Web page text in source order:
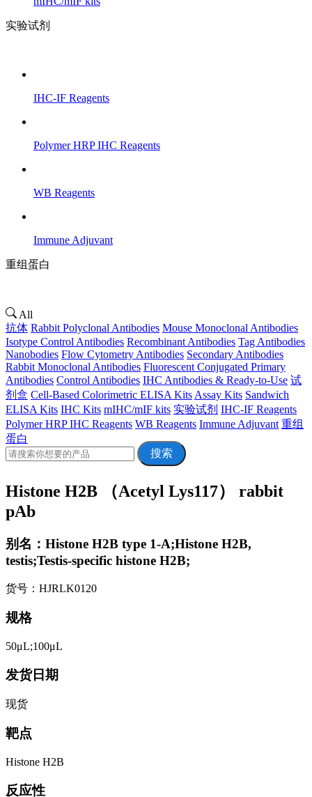
实验试剂
IHC-IF Reagents
Polymer HRP IHC Reagents
WB Reagents
Immune Adjuvant
重组蛋白
All
抗体 Rabbit Polyclonal Antibodies Mouse Monoclonal Antibodies
Isotype Control Antibodies Recombinant Antibodies Tag Antibodies
Nanobodies Flow Cytometry Antibodies Secondary Antibodies
Rabbit Monoclonal Antibodies Fluorescent Conjugated Primary
Antibodies Control Antibodies IHC Antibodies & Ready-to-Use 试
剂盒 Cell-Based Colorimetric ELISA Kits Assay Kits Sandwich
ELISA Kits IHC Kits mIHC/mIF kits 实验试剂 IHC-IF Reagents
Polymer HRP IHC Reagents WB Reagents Immune Adjuvant 重组
蛋白
搜索
Histone H2B （Acetyl Lys117） rabbit
pAb
别名：Histone H2B type 1-A;Histone H2B,
testis;Testis-specific histone H2B;
货号：HJRLK0120
规格
50μL;100μL
发货日期
现货
靶点
Histone H2B
反应性